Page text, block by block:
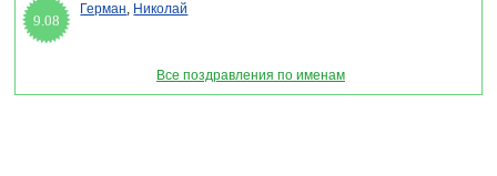
9.08
Герман, Николай
Все поздравления по именам